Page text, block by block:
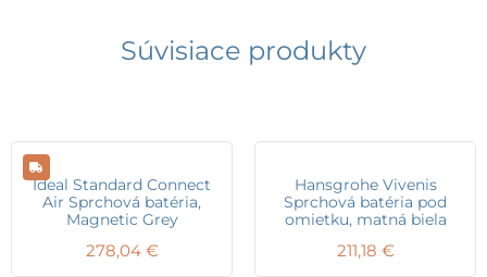
Súvisiace produkty
Ideal Standard Connect
Air Sprchová batéria,
Magnetic Grey
278,04 €
Hansgrohe Vivenis
Sprchová batéria pod
omietku, matná biela
211,18 €